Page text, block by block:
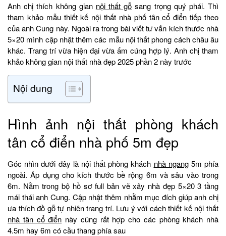
Anh chị thích không gian nội thất gỗ sang trọng quý phái. Thì
tham khảo mẫu thiết kế nội thất nhà phố tân cổ điển tiếp theo
của anh Cung này. Ngoài ra trong bài viết tư vấn kích thước nhà
5×20 mình cập nhật thêm các mẫu nội thất phong cách châu âu
khác. Trang trí vừa hiện đại vừa ấm cúng hợp lý. Anh chị tham
khảo không gian nội thất nhà đẹp 2025 phần 2 này trước
Nội dung
Hình ảnh nội thất phòng khách
tân cổ điển nhà phố 5m đẹp
Góc nhìn dưới đây là nội thất phòng khách nhà ngang5m phía
ngoài. Áp dụng cho kích thước bề rộng 6m và sâu vào trong
6m. Nằm trong bộ hồ sơ full bản vẽ xây nhà đẹp 5×20 3 tầng
mái thái anh Cung. Cập nhật thêm nhằm mục đích giúp anh chị
ưa thích đồ gỗ tự nhiên trang trí. Lưu ý với cách thiết kế nội thất
nhà tân cổ điển này cũng rất hợp cho các phòng khách nhà
4.5m hay 6m có cầu thang phía sau